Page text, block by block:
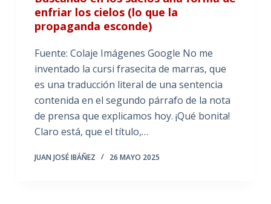
enfriar los cielos (lo que la
propaganda esconde)
Fuente: Colaje Imágenes Google No me
inventado la cursi frasecita de marras, que
es una traducción literal de una sentencia
contenida en el segundo párrafo de la nota
de prensa que explicamos hoy. ¡Qué bonita!
Claro está, que el título,…
JUAN JOSÉ IBÁÑEZ 26 MAYO 2025